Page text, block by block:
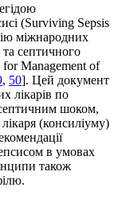
(Surviving Sepsis
міжнародних
септичного
Management of
, 50]. Цей документ
лікарів по
шоком,
(консиліуму)
в умовах
також